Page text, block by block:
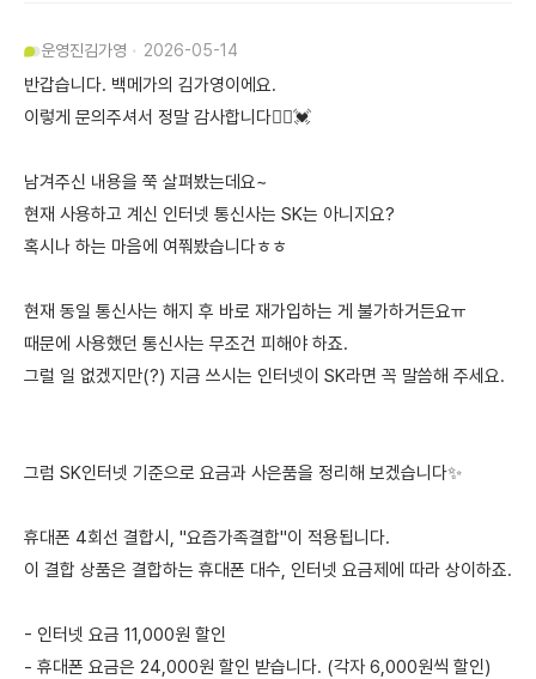
운영진김가영 2026-05-14
반갑습니다. 백메가의 김가영이에요.
이렇게 문의주셔서 정말 감사합니다🙇‍♀️💓
남겨주신 내용을 쭉 살펴봤는데요~
현재 사용하고 계신 인터넷 통신사는 SK는 아니지요?
혹시나 하는 마음에 여쭤봤습니다ㅎㅎ
현재 동일 통신사는 해지 후 바로 재가입하는 게 불가하거든요ㅠ
때문에 사용했던 통신사는 무조건 피해야 하죠.
그럴 일 없겠지만(?) 지금 쓰시는 인터넷이 SK라면 꼭 말씀해 주세요.
그럼 SK인터넷 기준으로 요금과 사은품을 정리해 보겠습니다✨
휴대폰 4회선 결합시, "요즘가족결합"이 적용됩니다.
이 결합 상품은 결합하는 휴대폰 대수, 인터넷 요금제에 따라 상이하죠.
- 인터넷 요금 11,000원 할인
- 휴대폰 요금은 24,000원 할인 받습니다. (각자 6,000원씩 할인)